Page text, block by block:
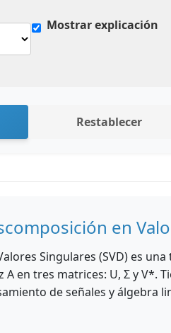
Mostrar explicación
Restablecer
en
Singulares (SVD) es
en tres matrices: U, Σ y V*.
de señales y álgebra